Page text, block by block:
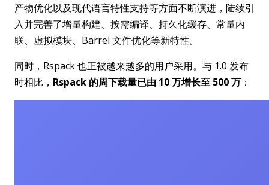
产物优化以及现代语言特性支持等方面不断演进，陆续引
入并完善了增量构建、按需编译、持久化缓存、常量内
联、虚拟模块、Barrel 文件优化等新特性。
同时，Rspack 也正被越来越多的用户采用。与 1.0 发布
时相比， Rspack 的周下载量已由 10 万增长至 500 万 ：